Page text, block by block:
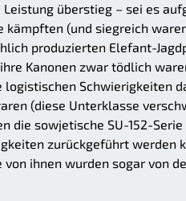
überstieg – sei es
kämpften (und siegreich
produzierten Elefant-
Kanonen zwar tödlich
Schwierigkeiten
(diese Unterklasse
die sowjetische SU-152-
zurückgeführt werden
ihnen wurden sogar von